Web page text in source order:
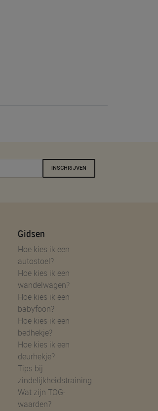
INSCHRIJVEN
Gidsen
Hoe kies ik een
autostoel?
Hoe kies ik een
wandelwagen?
Hoe kies ik een
babyfoon?
Hoe kies ik een
bedhekje?
Hoe kies ik een
deurhekje?
Tips bij
zindelijkheidstraining
Wat zijn TOG-
waarden?